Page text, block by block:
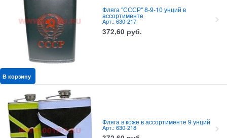
Фляга "СССР" 8-9-10 унций в
ассортименте
Арт.: 630-217
372,60 руб.
В корзину
Фляга в коже в ассортименте 9 унций
Арт.: 630-218